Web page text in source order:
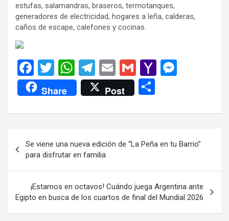
estufas, salamandras, braseros, termotanques,
generadores de electricidad, hogares a leña, calderas,
caños de escape, calefones y cocinas.
F
a
ce
b
o
k
T
wi
tt
er
W
h
at
s
p
p
T
el
e
gr
m
E
m
ail
G
m
ail
Y
o
M
ail
n
er
Share Post
m
ar
tir
de
entradas
Se viene una nueva edición de “La Peña en tu Barrio”
para disfrutar en familia
¡Estamos en octavos! Cuándo juega Argentina ante
Egipto en busca de los cuartos de final del Mundial 2026